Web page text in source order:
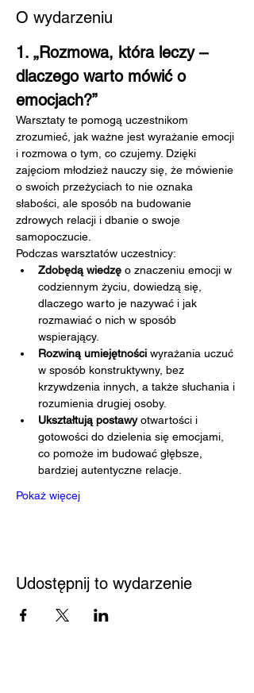
O wydarzeniu
1. „Rozmowa, która leczy –
dlaczego warto mówić o
emocjach?”
Warsztaty te pomogą uczestnikom
zrozumieć, jak ważne jest wyrażanie emocji
i rozmowa o tym, co czujemy. Dzięki
zajęciom młodzież nauczy się, że mówienie
o swoich przeżyciach to nie oznaka
słabości, ale sposób na budowanie
zdrowych relacji i dbanie o swoje
samopoczucie.
Podczas warsztatów uczestnicy:
Zdobędą wiedzę o znaczeniu emocji w
codziennym życiu, dowiedzą się,
dlaczego warto je nazywać i jak
rozmawiać o nich w sposób
wspierający.
Rozwiną umiejętności wyrażania uczuć
w sposób konstruktywny, bez
krzywdzenia innych, a także słuchania i
rozumienia drugiej osoby.
Ukształtują postawy otwartości i
gotowości do dzielenia się emocjami,
co pomoże im budować głębsze,
bardziej autentyczne relacje.
Pokaż więcej
Udostępnij to wydarzenie